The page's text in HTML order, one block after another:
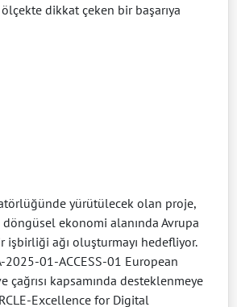
dikkat çeken bir başarıya
yürütülecek olan proje,
ekonomi alanında Avrupa
ağı oluşturmayı hedefliyor.
2025-01-ACCESS-01 European
çağrısı kapsamında desteklenmeye
Excellence for Digital